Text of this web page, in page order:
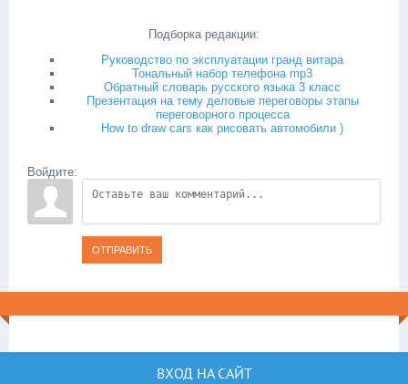
Подборка редакции:
Руководство по эксплуатации гранд витара
Тональный набор телефона mp3
Обратный словарь русского языка 3 класс
Презентация на тему деловые переговоры этапы
переговорного процесса
How to draw cars как рисовать автомобили )
Войдите:
ОТПРАВИТЬ
ВХОД НА САЙТ